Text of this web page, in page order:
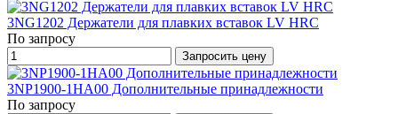
3NG1202 Держатели для плавких вставок LV HRC
По запросу
Запросить цену
3NP1900-1HA00 Дополнительные принадлежности
По запросу